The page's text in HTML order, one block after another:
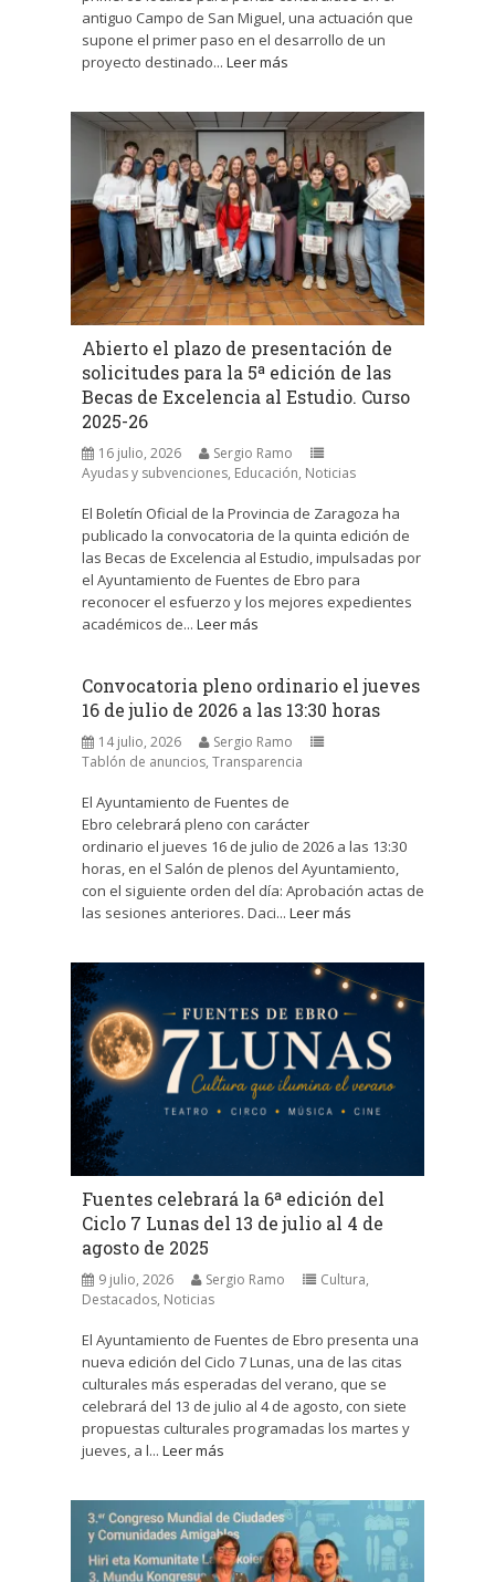
antiguo Campo de San Miguel, una actuación que
supone el primer paso en el desarrollo de un
proyecto destinado... Leer más
Abierto el plazo de presentación de
solicitudes para la 5ª edición de las
Becas de Excelencia al Estudio. Curso
2025-26
16 julio, 2026
Sergio Ramo
Ayudas y subvenciones, Educación, Noticias
El Boletín Oficial de la Provincia de Zaragoza ha
publicado la convocatoria de la quinta edición de
las Becas de Excelencia al Estudio, impulsadas por
el Ayuntamiento de Fuentes de Ebro para
reconocer el esfuerzo y los mejores expedientes
académicos de... Leer más
Convocatoria pleno ordinario el jueves
16 de julio de 2026 a las 13:30 horas
14 julio, 2026
Sergio Ramo
Tablón de anuncios, Transparencia
El Ayuntamiento de Fuentes de
Ebro celebrará pleno con carácter
ordinario el jueves 16 de julio de 2026 a las 13:30
horas, en el Salón de plenos del Ayuntamiento,
con el siguiente orden del día: Aprobación actas de
las sesiones anteriores. Daci... Leer más
Fuentes celebrará la 6ª edición del
Ciclo 7 Lunas del 13 de julio al 4 de
agosto de 2025
9 julio, 2026 Sergio Ramo Cultura,
Destacados, Noticias
El Ayuntamiento de Fuentes de Ebro presenta una
nueva edición del Ciclo 7 Lunas, una de las citas
culturales más esperadas del verano, que se
celebrará del 13 de julio al 4 de agosto, con siete
propuestas culturales programadas los martes y
jueves, a l... Leer más